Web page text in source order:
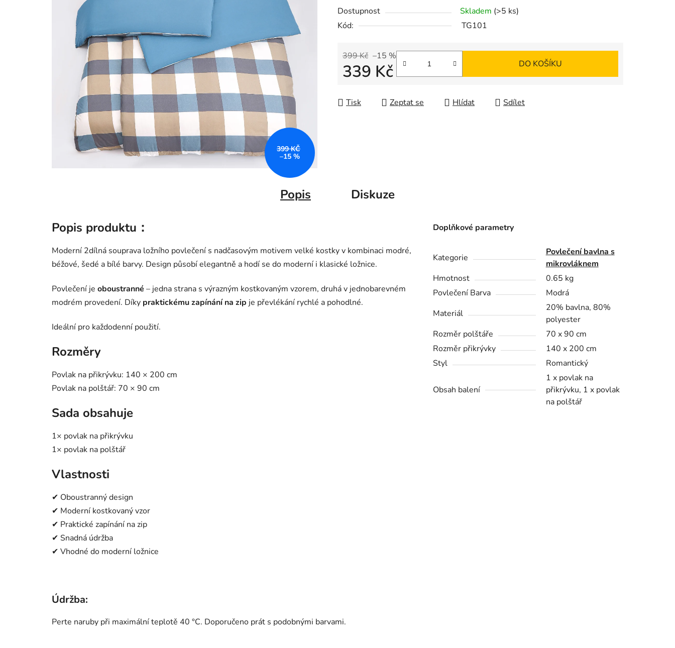
Dostupnost Skladem (>5 ks)
Kód:
TG101
399 Kč –15 %
339 Kč DO KOŠÍKU
Tisk Zeptat se Hlídat Sdílet
399 KČ
–15 %
Popis Diskuze
Popis produktu：
Moderní 2dílná souprava ložního povlečení s nadčasovým motivem velké kostky v kombinaci modré,
béžové, šedé a bílé barvy. Design působí elegantně a hodí se do moderní i klasické ložnice.
Povlečení je oboustranné – jedna strana s výrazným kostkovaným vzorem, druhá v jednobarevném
modrém provedení. Díky praktickému zapínání na zip je převlékání rychlé a pohodlné.
Ideální pro každodenní použití.
Rozměry
Povlak na přikrývku: 140 × 200 cm
Povlak na polštář: 70 × 90 cm
Sada obsahuje
1× povlak na přikrývku
1× povlak na polštář
Vlastnosti
✔ Oboustranný design
✔ Moderní kostkovaný vzor
✔ Praktické zapínání na zip
✔ Snadná údržba
✔ Vhodné do moderní ložnice
Údržba:
Perte naruby při maximální teplotě 40 °C. Doporučeno prát s podobnými barvami.
Doplňkové parametry
Kategorie
Povlečení bavlna s
mikrovláknem
Hmotnost
0.65 kg
Povlečení Barva
Modrá
Materiál
20% bavlna, 80%
polyester
Rozměr polštáře
70 x 90 cm
Rozměr přikrývky
140 x 200 cm
Styl
Romantický
Obsah balení
1 x povlak na
přikrývku, 1 x povlak
na polštář